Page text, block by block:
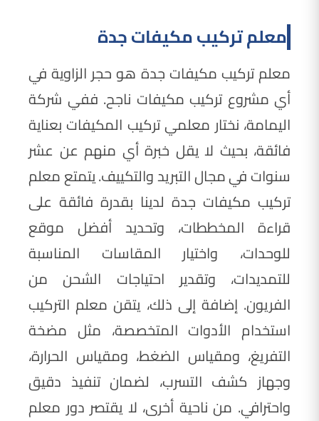
معلم تركيب مكيفات جدة
معلم تركيب مكيفات جدة هو حجر الزاوية في
أي مشروع تركيب مكيفات ناجح. ففي شركة
اليمامة، نختار معلمي تركيب المكيفات بعناية
فائقة، بحيث لا يقل خبرة أي منهم عن عشر
سنوات في مجال التبريد والتكييف. يتمتع معلم
تركيب مكيفات جدة لدينا بقدرة فائقة على
قراءة المخططات، وتحديد أفضل موقع
للوحدات، واختيار المقاسات المناسبة
للتمديدات، وتقدير احتياجات الشحن من
الفريون. إضافة إلى ذلك، يتقن معلم التركيب
استخدام الأدوات المتخصصة، مثل مضخة
التفريغ، ومقياس الضغط، ومقياس الحرارة،
وجهاز كشف التسرب، لضمان تنفيذ دقيق
واحترافي. من ناحية أخرى، لا يقتصر دور معلم